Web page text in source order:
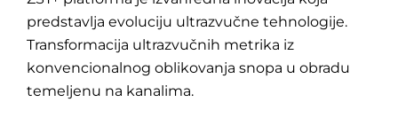
predstavlja evoluciju ultrazvučne tehnologije.
Transformacija ultrazvučnih metrika iz
konvencionalnog oblikovanja snopa u obradu
temeljenu na kanalima.